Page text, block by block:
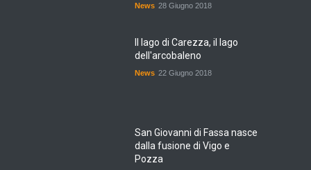
News 28 Giugno 2018
Il lago di Carezza, il lago
dell'arcobaleno
News 22 Giugno 2018
San Giovanni di Fassa nasce
dalla fusione di Vigo e
Pozza